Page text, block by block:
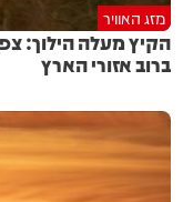
מזג האוויר
הקיץ מעלה הילוך:
ברוב אזורי הארץ